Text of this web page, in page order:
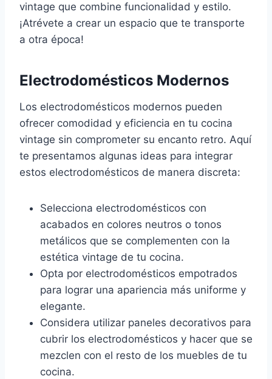
vintage que combine funcionalidad y estilo.
¡Atrévete a crear un espacio que te transporte
a otra época!
Electrodomésticos Modernos
Los electrodomésticos modernos pueden
ofrecer comodidad y eficiencia en tu cocina
vintage sin comprometer su encanto retro. Aquí
te presentamos algunas ideas para integrar
estos electrodomésticos de manera discreta:
Selecciona electrodomésticos con
acabados en colores neutros o tonos
metálicos que se complementen con la
estética vintage de tu cocina.
Opta por electrodomésticos empotrados
para lograr una apariencia más uniforme y
elegante.
Considera utilizar paneles decorativos para
cubrir los electrodomésticos y hacer que se
mezclen con el resto de los muebles de tu
cocina.